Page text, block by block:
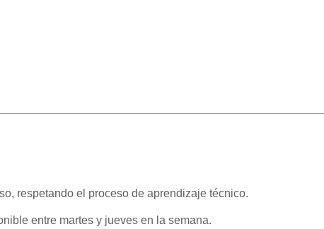
respetando el proceso de aprendizaje técnico.
entre martes y jueves en la semana.